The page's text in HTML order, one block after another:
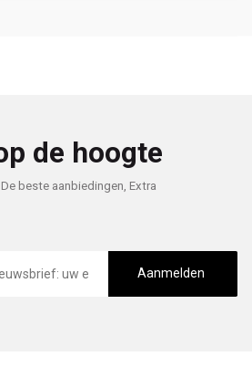
de hoogte
beste aanbiedingen, Extra
Aanmelden